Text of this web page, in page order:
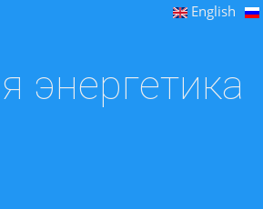
English
энергетика